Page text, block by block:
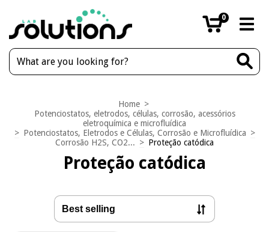
0
Home >
Potenciostatos, eletrodos, células, corrosão, acessórios
eletroquímica e microfluídica
> Potenciostatos, Eletrodos e Células, Corrosão e Microfluídica >
Corrosão H2S, CO2... > Proteção catódica
Proteção catódica